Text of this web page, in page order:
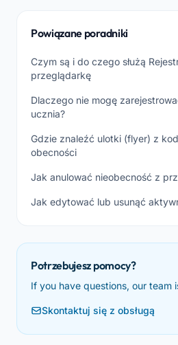
Powiązane poradniki
Czym są i do czego służą
przeglądarkę
Dlaczego nie mogę
ucznia?
Gdzie znaleźć ulotki (flyer) z
obecności
Jak anulować nieobecność z
Jak edytować lub usunąć
Potrzebujesz pomocy?
If you have questions, our team
Skontaktuj się z obsługą